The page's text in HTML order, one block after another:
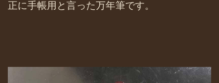
正に手帳用と言った万年筆です。